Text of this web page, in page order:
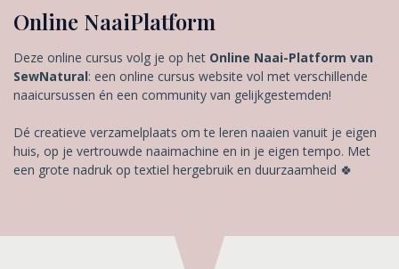
Online NaaiPlatform
Deze online cursus volg je op het Online Naai-Platform van
SewNatural: een online cursus website vol met verschillende
naaicursussen én een community van gelijkgestemden!
Dé creatieve verzamelplaats om te leren naaien vanuit je eigen
huis, op je vertrouwde naaimachine en in je eigen tempo. Met
een grote nadruk op textiel hergebruik en duurzaamheid 🍀